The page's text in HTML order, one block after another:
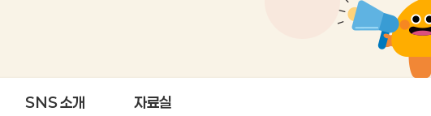
SNS 소개 자료실